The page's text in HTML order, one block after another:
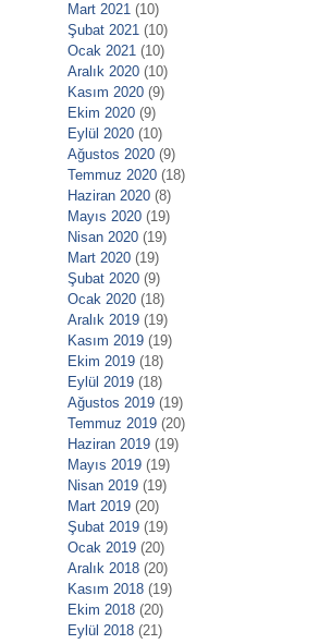
Mart 2021 (10)
Şubat 2021 (10)
Ocak 2021 (10)
Aralık 2020 (10)
Kasım 2020 (9)
Ekim 2020 (9)
Eylül 2020 (10)
Ağustos 2020 (9)
Temmuz 2020 (18)
Haziran 2020 (8)
Mayıs 2020 (19)
Nisan 2020 (19)
Mart 2020 (19)
Şubat 2020 (9)
Ocak 2020 (18)
Aralık 2019 (19)
Kasım 2019 (19)
Ekim 2019 (18)
Eylül 2019 (18)
Ağustos 2019 (19)
Temmuz 2019 (20)
Haziran 2019 (19)
Mayıs 2019 (19)
Nisan 2019 (19)
Mart 2019 (20)
Şubat 2019 (19)
Ocak 2019 (20)
Aralık 2018 (20)
Kasım 2018 (19)
Ekim 2018 (20)
Eylül 2018 (21)